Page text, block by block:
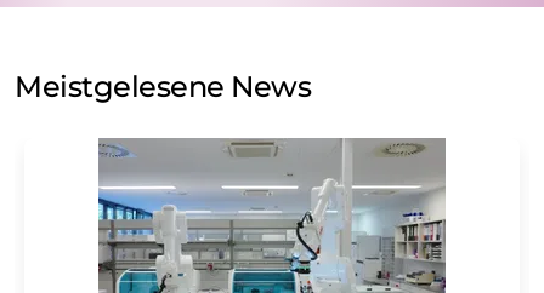
auf Basis unsererDatenschutzerklärung. LUMITOS darf
Meinungsforschung per E-Mail kontaktieren. Ihre
Einwilligung können Sie jederzeit ohne Angabe von
Str. 2, 12489 Berlin oder per E-Mail unter
widerruf@lumitos.commit Wirkung für die Zukunft
widerrufen. Zudem ist in jeder E-Mail ein Link zur
Abbestellung des entsprechenden Newsletters
enthalten.
Meistgelesene News